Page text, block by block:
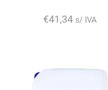
€41,34 s/ IVA